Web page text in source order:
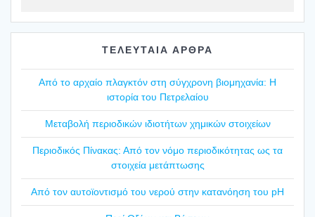
ΤΕΛΕΥΤΑΙΑ ΑΡΘΡΑ
Από το αρχαίο πλαγ­κτόν στη σύγ­χρο­νη βιο­μη­χα­νία: Η
ιστο­ρία του Πετρε­λαί­ου
Mετα­βο­λή περιο­δι­κών ιδιο­τή­των χημι­κών στοι­χεί­ων
Περιο­δι­κός Πίνα­κας: Από τον νόμο περιο­δι­κό­τη­τας ως τα
στοι­χεία μετά­πτω­σης
Από τον αυτοϊ­ο­ντι­σμό του νερού στην κατα­νό­η­ση του pH